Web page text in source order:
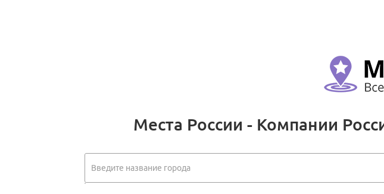
Места России - Компании